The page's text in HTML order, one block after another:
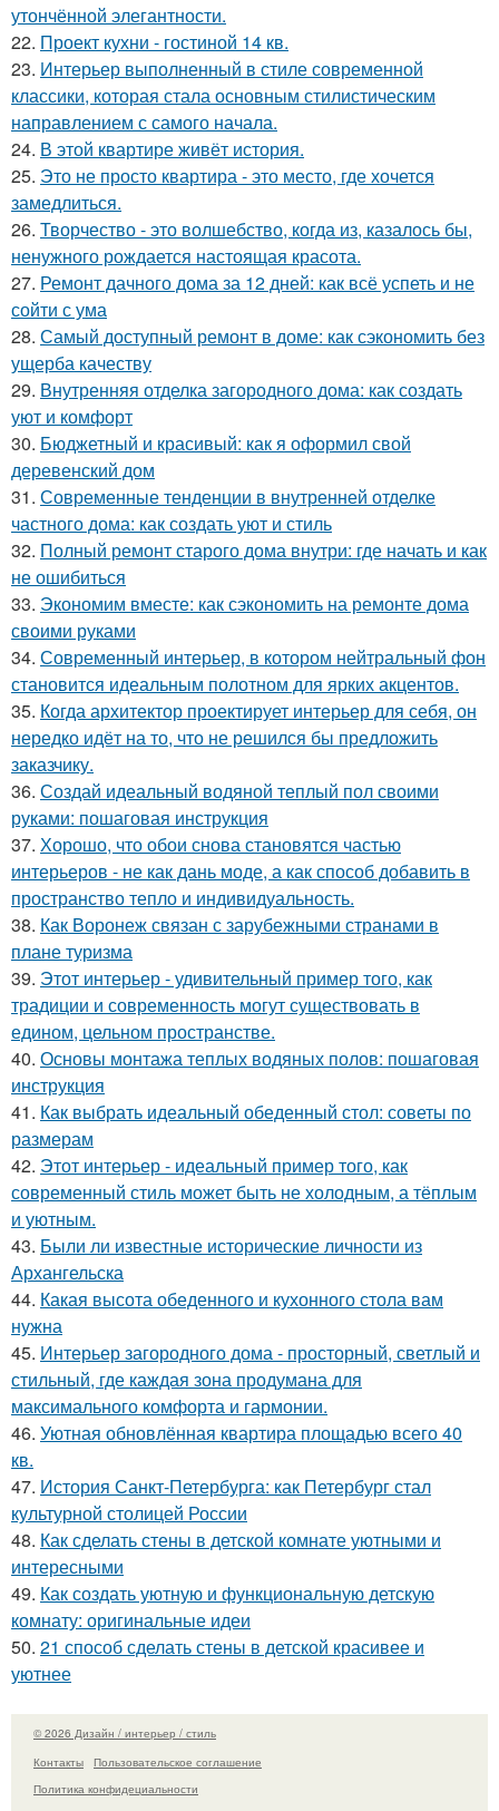
утончённой элегантности.
22. Проект кухни - гостиной 14 кв.
23. Интерьер выполненный в стиле современной
классики, которая стала основным стилистическим
направлением с самого начала.
24. В этой квартире живёт история.
25. Это не просто квартира - это место, где хочется
замедлиться.
26. Творчество - это волшебство, когда из, казалось бы,
ненужного рождается настоящая красота.
27. Ремонт дачного дома за 12 дней: как всё успеть и не
сойти с ума
28. Самый доступный ремонт в доме: как сэкономить без
ущерба качеству
29. Внутренняя отделка загородного дома: как создать
уют и комфорт
30. Бюджетный и красивый: как я оформил свой
деревенский дом
31. Современные тенденции в внутренней отделке
частного дома: как создать уют и стиль
32. Полный ремонт старого дома внутри: где начать и как
не ошибиться
33. Экономим вместе: как сэкономить на ремонте дома
своими руками
34. Современный интерьер, в котором нейтральный фон
становится идеальным полотном для ярких акцентов.
35. Когда архитектор проектирует интерьер для себя, он
нередко идёт на то, что не решился бы предложить
заказчику.
36. Создай идеальный водяной теплый пол своими
руками: пошаговая инструкция
37. Хорошо, что обои снова становятся частью
интерьеров - не как дань моде, а как способ добавить в
пространство тепло и индивидуальность.
38. Как Воронеж связан с зарубежными странами в
плане туризма
39. Этот интерьер - удивительный пример того, как
традиции и современность могут существовать в
едином, цельном пространстве.
40. Основы монтажа теплых водяных полов: пошаговая
инструкция
41. Как выбрать идеальный обеденный стол: советы по
размерам
42. Этот интерьер - идеальный пример того, как
современный стиль может быть не холодным, а тёплым
и уютным.
43. Были ли известные исторические личности из
Архангельска
44. Какая высота обеденного и кухонного стола вам
нужна
45. Интерьер загородного дома - просторный, светлый и
стильный, где каждая зона продумана для
максимального комфорта и гармонии.
46. Уютная обновлённая квартира площадью всего 40
кв.
47. История Санкт-Петербурга: как Петербург стал
культурной столицей России
48. Как сделать стены в детской комнате уютными и
интересными
49. Как создать уютную и функциональную детскую
комнату: оригинальные идеи
50. 21 способ сделать стены в детской красивее и
уютнее
© 2026 Дизайн / интерьер / стиль
Контакты
Пользовательское соглашение
Политика конфидециальности